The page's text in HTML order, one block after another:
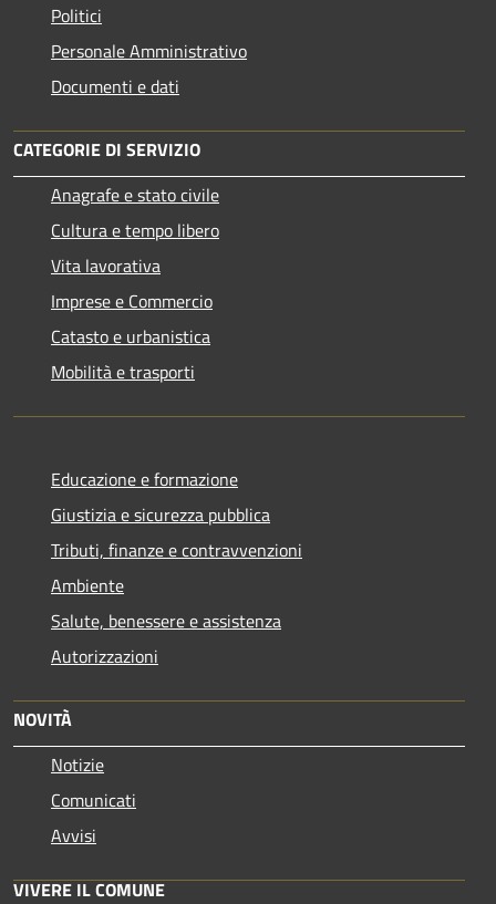
Politici
Personale Amministrativo
Documenti e dati
CATEGORIE DI SERVIZIO
Anagrafe e stato civile
Cultura e tempo libero
Vita lavorativa
Imprese e Commercio
Catasto e urbanistica
Mobilità e trasporti
Educazione e formazione
Giustizia e sicurezza pubblica
Tributi, finanze e contravvenzioni
Ambiente
Salute, benessere e assistenza
Autorizzazioni
NOVITÀ
Notizie
Comunicati
Avvisi
VIVERE IL COMUNE